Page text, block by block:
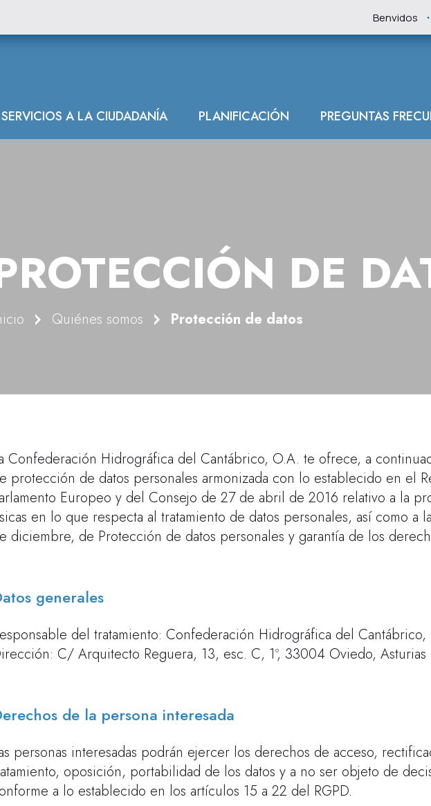
Benvidos .
SERVICIOS A LA CIUDADANÍA PLANIFICACIÓN PREGUNTAS
DE
Quiénes somos Protección de datos
Confederación Hidrográfica del Cantábrico, O.A. te ofrece, a
protección de datos personales armonizada con lo establecido en el
Europeo y del Consejo de 27 de abril de 2016 relativo a la
en lo que respecta al tratamiento de datos personales, así como a
diciembre, de Protección de datos personales y garantía de los
generales
del tratamiento: Confederación Hidrográfica del Cantábrico,
C/ Arquitecto Reguera, 13, esc. C, 1º, 33004 Oviedo, Asturias
de la persona interesada
personas interesadas podrán ejercer los derechos de acceso,
oposición, portabilidad de los datos y a no ser objeto de
a lo establecido en los artículos 15 a 22 del RGPD.